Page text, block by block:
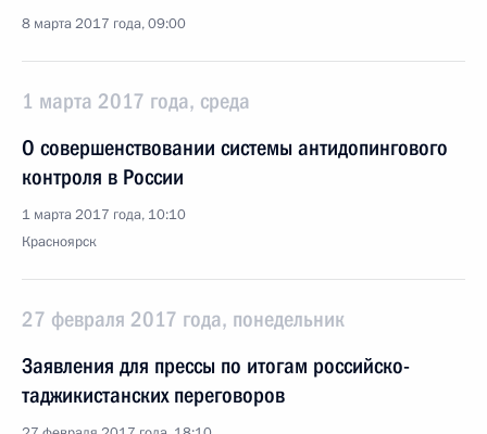
8 марта 2017 года, 09:00
1 марта 2017 года, среда
О совершенствовании системы антидопингового
контроля в России
1 марта 2017 года, 10:10
Красноярск
27 февраля 2017 года, понедельник
Заявления для прессы по итогам российско-
таджикистанских переговоров